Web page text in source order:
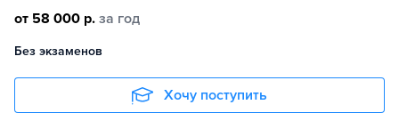
от 58 000 р. за год
Без экзаменов
Хочу поступить